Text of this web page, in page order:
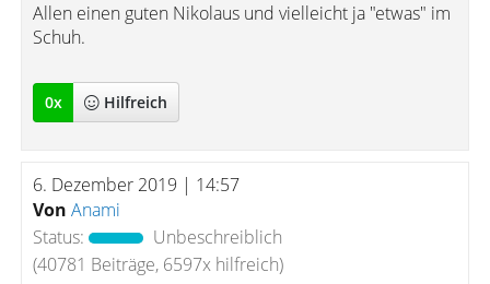
Allen einen guten Nikolaus und vielleicht ja "etwas" im
Schuh.
0x Hilfreich
6. Dezember 2019 | 14:57
Von Anami
Status:
Unbeschreiblich
(40781 Beiträge, 6597x hilfreich)